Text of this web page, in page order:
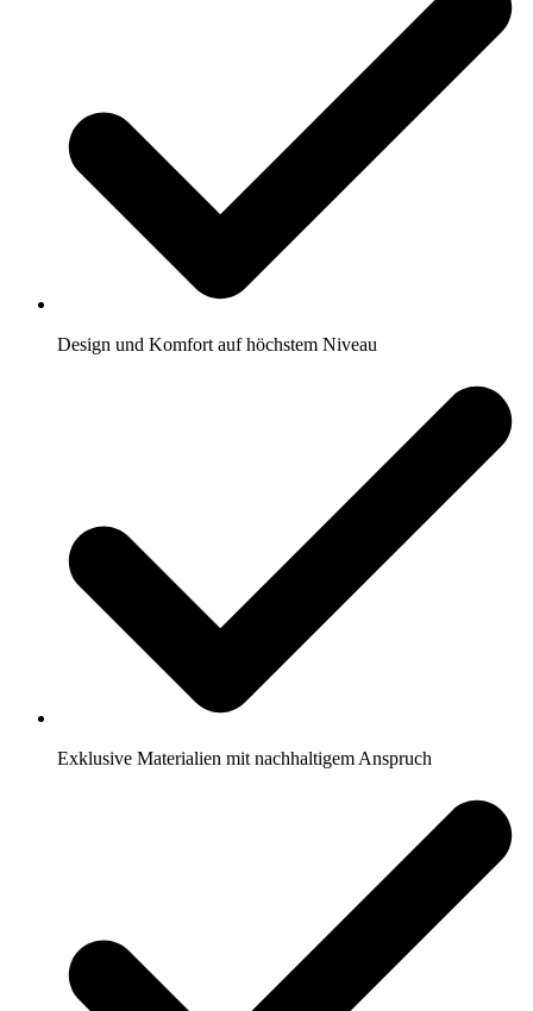
Design und Komfort auf höchstem Niveau
Exklusive Materialien mit nachhaltigem Anspruch